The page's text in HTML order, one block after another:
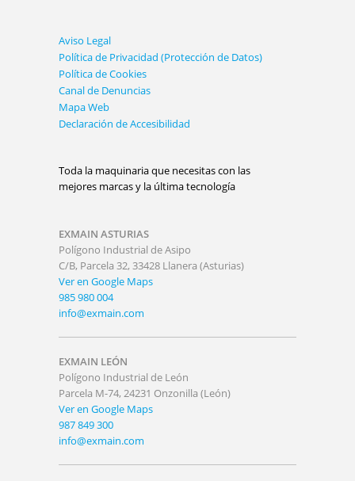
Aviso Legal
Política de Privacidad (Protección de Datos)
Política de Cookies
Canal de Denuncias
Mapa Web
Declaración de Accesibilidad
Toda la maquinaria que necesitas con las
mejores marcas y la última tecnología
EXMAIN ASTURIAS
Polígono Industrial de Asipo
C/B, Parcela 32, 33428 Llanera (Asturias)
Ver en Google Maps
985 980 004
info@exmain.com
EXMAIN LEÓN
Polígono Industrial de León
Parcela M-74, 24231 Onzonilla (León)
Ver en Google Maps
987 849 300
info@exmain.com